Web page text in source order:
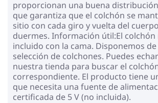
proporcionan una buena
que garantiza que el colchón se
sitio con cada giro y vuelta del
duermes. Información útil:El colchón
incluido con la cama. Disponemos
selección de colchones. Puedes
nuestra tienda para buscar el
correspondiente. El producto tiene
que necesita una fuente de
certificada de 5 V (no incluida).